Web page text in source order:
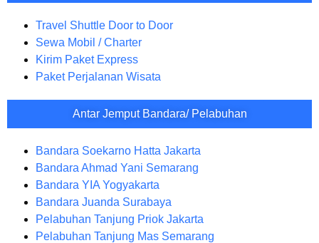
Travel Shuttle Door to Door
Sewa Mobil / Charter
Kirim Paket Express
Paket Perjalanan Wisata
Antar Jemput Bandara/ Pelabuhan
Bandara Soekarno Hatta Jakarta
Bandara Ahmad Yani Semarang
Bandara YIA Yogyakarta
Bandara Juanda Surabaya
Pelabuhan Tanjung Priok Jakarta
Pelabuhan Tanjung Mas Semarang